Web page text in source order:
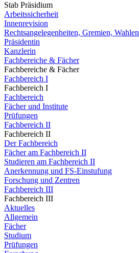
Stab Präsidium
Arbeitssicherheit
Innenrevision
Rechtsangelegenheiten, Gremien, Wahlen
Präsidentin
Kanzlerin
Fachbereiche & Fächer
Fachbereiche & Fächer
Fachbereich I
Fachbereich I
Fachbereich
Fächer und Institute
Prüfungen
Fachbereich II
Fachbereich II
Der Fachbereich
Fächer am Fachbereich II
Studieren am Fachbereich II
Anerkennung und FS-Einstufung
Forschung und Zentren
Fachbereich III
Fachbereich III
Aktuelles
Allgemein
Fächer
Studium
Prüfungen